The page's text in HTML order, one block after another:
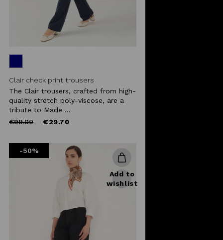
Clair check print trousers
The Clair trousers, crafted from high-
quality stretch poly-viscose, are a
tribute to Made ...
Price
€99.00to €29.70
-50%
Add to
wishlist